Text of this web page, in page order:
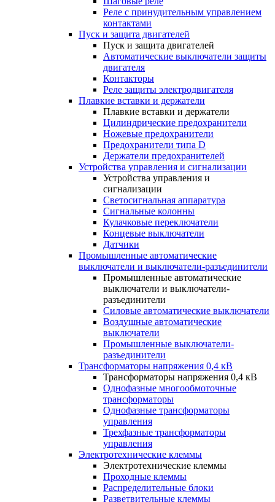
Реле с принудительным управлением
контактами
Пуск и защита двигателей
Пуск и защита двигателей
Автоматические выключатели защиты
двигателя
Контакторы
Реле защиты электродвигателя
Плавкие вставки и держатели
Плавкие вставки и держатели
Цилиндрические предохранители
Ножевые предохранители
Предохранители типа D
Держатели предохранителей
Устройства управления и сигнализации
Устройства управления и
сигнализации
Светосигнальная аппаратура
Сигнальные колонны
Кулачковые переключатели
Концевые выключатели
Датчики
Промышленные автоматические
выключатели и выключатели-разъединители
Промышленные автоматические
выключатели и выключатели-
разъединители
Силовые автоматические выключатели
Воздушные автоматические
выключатели
Промышленные выключатели-
разъединители
Трансформаторы напряжения 0,4 кВ
Трансформаторы напряжения 0,4 кВ
Однофазные многообмоточные
трансформаторы
Однофазные трансформаторы
управления
Трехфазные трансформаторы
управления
Электротехнические клеммы
Электротехнические клеммы
Проходные клеммы
Распределительные блоки
Разветвительные клеммы